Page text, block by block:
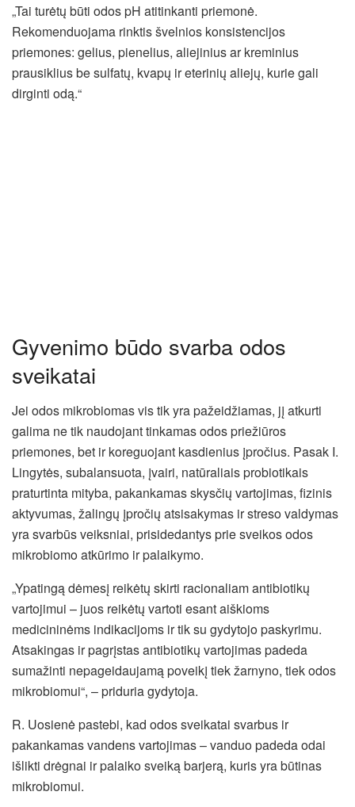
„Tai turėtų būti odos pH atitinkanti priemonė.
Rekomenduojama rinktis švelnios konsistencijos
priemones: gelius, pienelius, aliejinius ar kreminius
prausiklius be sulfatų, kvapų ir eterinių aliejų, kurie gali
dirginti odą.“
Gyvenimo būdo svarba odos
sveikatai
Jei odos mikrobiomas vis tik yra pažeidžiamas, jį atkurti
galima ne tik naudojant tinkamas odos priežiūros
priemones, bet ir koreguojant kasdienius įpročius. Pasak I.
Lingytės, subalansuota, įvairi, natūraliais probiotikais
praturtinta mityba, pakankamas skysčių vartojimas, fizinis
aktyvumas, žalingų įpročių atsisakymas ir streso valdymas
yra svarbūs veiksniai, prisidedantys prie sveikos odos
mikrobiomo atkūrimo ir palaikymo.
„Ypatingą dėmesį reikėtų skirti racionaliam antibiotikų
vartojimui – juos reikėtų vartoti esant aiškioms
medicininėms indikacijoms ir tik su gydytojo paskyrimu.
Atsakingas ir pagrįstas antibiotikų vartojimas padeda
sumažinti nepageidaujamą poveikį tiek žarnyno, tiek odos
mikrobiomui“, – priduria gydytoja.
R. Uosienė pastebi, kad odos sveikatai svarbus ir
pakankamas vandens vartojimas – vanduo padeda odai
išlikti drėgnai ir palaiko sveiką barjerą, kuris yra būtinas
mikrobiomui.